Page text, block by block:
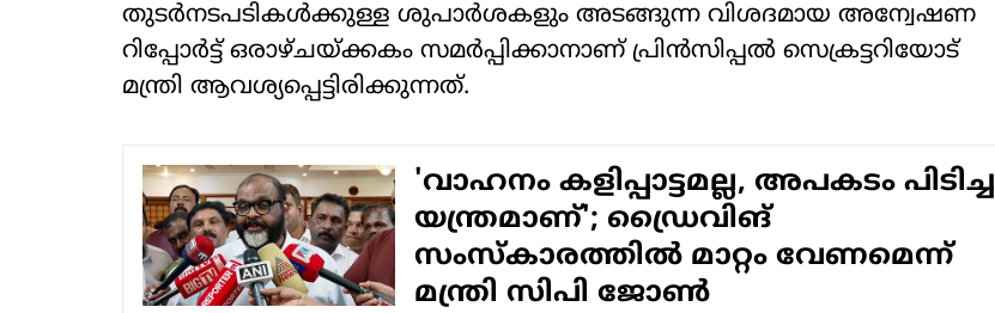
തുടർനടപടികൾക്കുള്ള ശുപാർശകളും അടങ്ങുന്ന വിശദമായ അന്വേഷണ
റിപ്പോർട്ട് ഒരാഴ്ചയ്ക്കകം സമർപ്പിക്കാനാണ് പ്രിൻസിപ്പൽ സെക്രട്ടറിയോട്
മന്ത്രി ആവശ്യപ്പെട്ടിരിക്കുന്നത്.
'വാഹനം കളിപ്പാട്ടമല്ല, അപകടം പിടിച്ച
യന്ത്രമാണ്'; ഡ്രൈവിങ്
സംസ്‌കാരത്തില്‍ മാറ്റം വേണമെന്ന്
മന്ത്രി സിപി ജോണ്‍